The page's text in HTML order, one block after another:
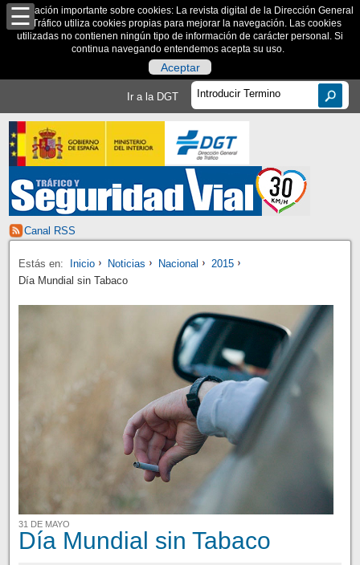
Información importante sobre cookies: La revista digital de la Dirección General
de Tráfico utiliza cookies propias para mejorar la navegación. Las cookies
utilizadas no contienen ningún tipo de información de carácter personal. Si
continua navegando entendemos acepta su uso.
Aceptar
Ir a la DGT
Canal RSS
Estás en: Inicio Noticias Nacional
2015
Día Mundial sin Tabaco
31 DE MAYO
Día Mundial sin Tabaco